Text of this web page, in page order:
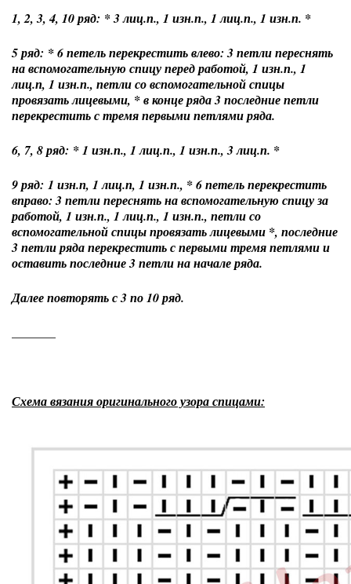
1, 2, 3, 4, 10 ряд: * 3 лиц.п., 1 изн.п., 1 лиц.п., 1 изн.п. *
5 ряд: * 6 петель перекрестить влево: 3 петли переснять
на вспомогательную спицу перед работой, 1 изн.п., 1
лиц.п, 1 изн.п., петли со вспомогательной спицы
провязать лицевыми, * в конце ряда 3 последние петли
перекрестить с тремя первыми петлями ряда.
6, 7, 8 ряд: * 1 изн.п., 1 лиц.п., 1 изн.п., 3 лиц.п. *
9 ряд: 1 изн.п, 1 лиц.п, 1 изн.п., * 6 петель перекрестить
вправо: 3 петли переснять на вспомогательную спицу за
работой, 1 изн.п., 1 лиц.п., 1 изн.п., петли со
вспомогательной спицы провязать лицевыми *, последние
3 петли ряда перекрестить с первыми тремя петлями и
оставить последние 3 петли на начале ряда.
Далее повторять с 3 по 10 ряд.
Схема вязания оригинального узора спицами: